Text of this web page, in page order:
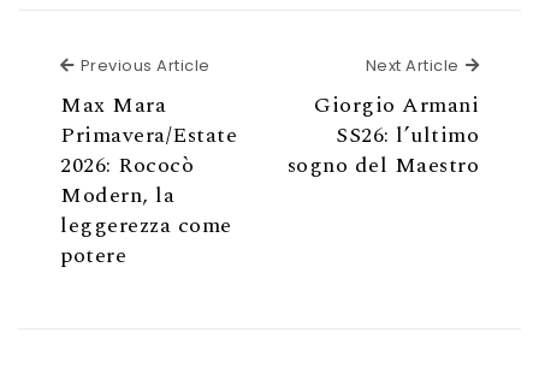
Previous Article
Max Mara
Primavera/Estate
2026: Rococò
Modern, la
leggerezza come
potere
Next Article Next
Giorgio Armani
SS26: l’ultimo
sogno del Maestro